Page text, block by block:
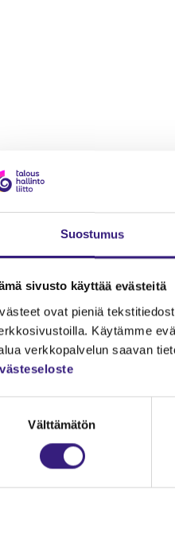
Suostumus
sivusto käyttää evästeitä
ovat pieniä
Käytämme
verkkopalvelun saavan
Välttämätön